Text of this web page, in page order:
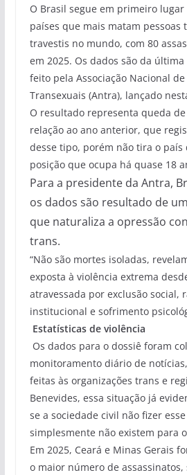
O Brasil segue em primeiro
países que mais matam pessoas
travestis no mundo, com 80
em 2025. Os dados são da
feito pela Associação Nacional
Transexuais (Antra), lançado
O resultado representa queda de
relação ao ano anterior, que
desse tipo, porém não tira o país
posição que ocupa há quase 18
Para a presidente da Antra,
os dados são resultado de
que naturaliza a opressão
trans.
“Não são mortes isoladas,
exposta à violência extrema
atravessada por exclusão social,
institucional e sofrimento
Estatísticas de violência
Os dados para o dossiê foram
monitoramento diário de
feitas às organizações trans e
Benevides, essa situação já
se a sociedade civil não fizer
simplesmente não existem para
Em 2025, Ceará e Minas Gerais
o maior número de assassinatos,